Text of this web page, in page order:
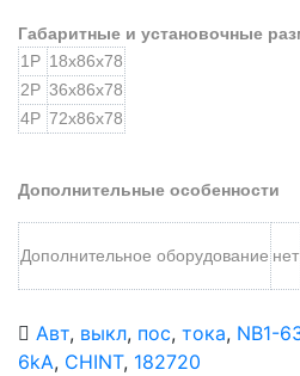
Габаритные и установочные
1P 18х86х78
2P 36х86х78
4P 72х86х78
Дополнительные особенности
Дополнительное оборудование нет
Авт, выкл, пос, тока, NB1-
6kA, CHINT, 182720